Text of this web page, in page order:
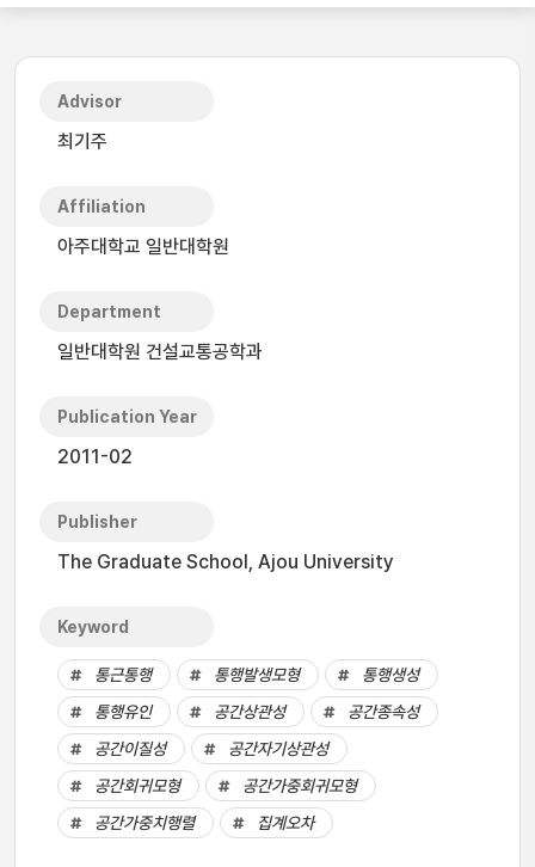
Advisor
최기주
Affiliation
아주대학교 일반대학원
Department
일반대학원 건설교통공학과
Publication Year
2011-02
Publisher
The Graduate School, Ajou University
Keyword
통근통행 통행발생모형
통행생성
통행유인
공간상관성
공간종속성
공간이질성
공간자기상관성
공간회귀모형
공간가중회귀모형
공간가중치행렬
집계오차